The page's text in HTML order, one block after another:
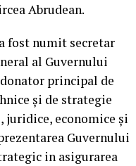
Abrudean.
fost numit secretar
al Guvernului
principal de
și de strategie
juridice, economice și
Guvernului
in asigurarea